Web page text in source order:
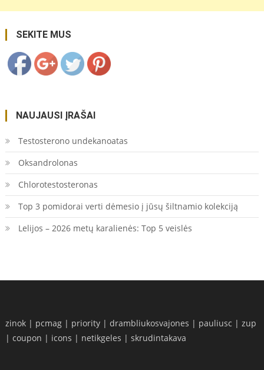
SEKITE MUS
https://coupon.lt/author/kopa34kop/">
NAUJAUSI ĮRAŠAI
Testosterono undekanoatas
Oksandrolonas
Chlorotestosteronas
Top 3 pomidorai verti dėmesio į jūsų šiltnamio kolekciją
Lelijos – 2026 metų karalienės: Top 5 veislės
zinok | pcmag | priority |drambliukosvajones | pauliusc |zup
|coupon | icons | netikgeles |skrudintakava